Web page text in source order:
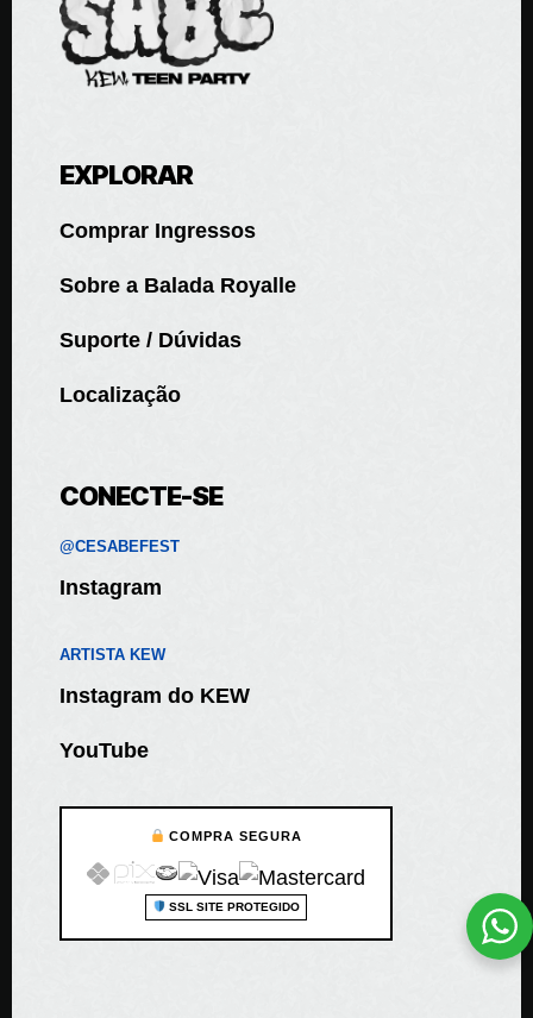
EXPLORAR
Comprar Ingressos
Sobre a Balada Royalle
Suporte / Dúvidas
Localização
CONECTE-SE
@CESABEFEST
Instagram
ARTISTA KEW
Instagram do KEW
YouTube
COMPRA SEGURA
SSL SITE PROTEGIDO